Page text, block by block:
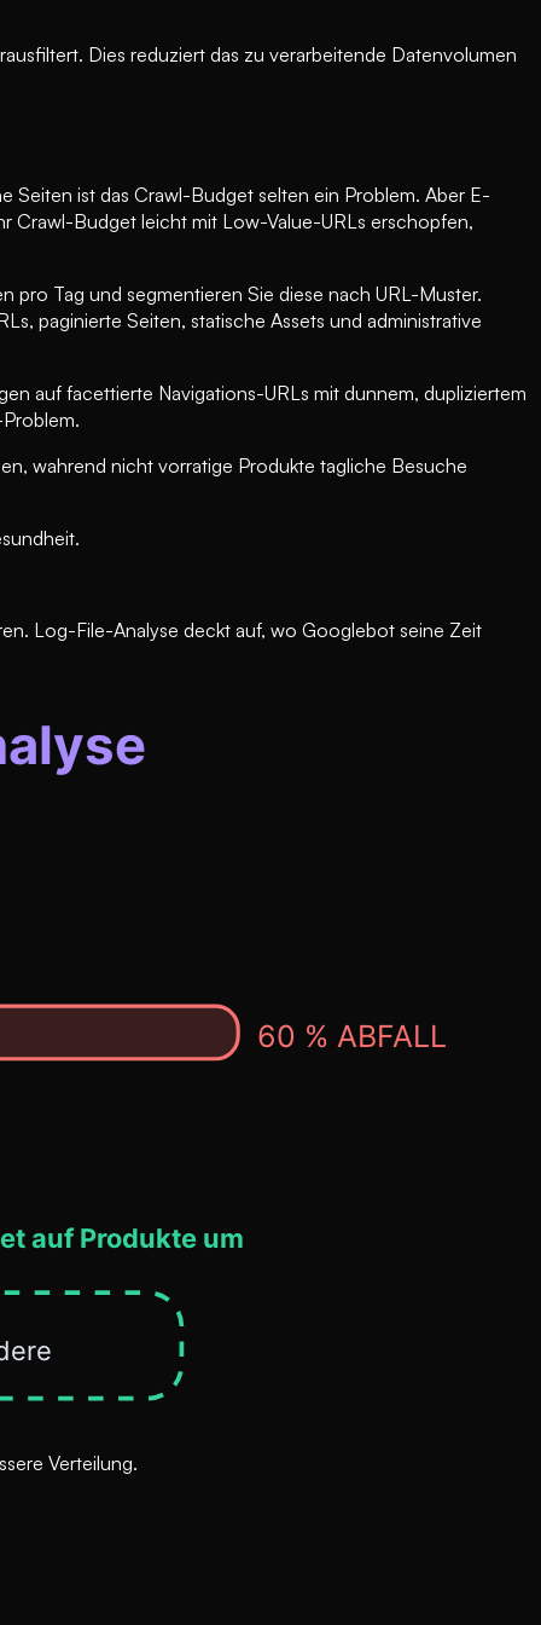
Dies reduziert das zu verarbeitende Datenvolumen
Seiten ist das Crawl-Budget selten ein Problem. Aber E-
Crawl-Budget leicht mit Low-Value-URLs erschopfen,
Tag und segmentieren Sie diese nach URL-Muster.
paginierte Seiten, statische Assets und administrative
auf facettierte Navigations-URLs mit dunnem, dupliziertem
wahrend nicht vorratige Produkte tagliche Besuche
Log-File-Analyse deckt auf, wo Googlebot seine Zeit
Verteilung.